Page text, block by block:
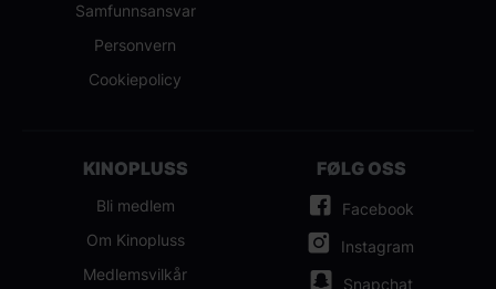
Samfunnsansvar
Personvern
Cookiepolicy
KINOPLUSS
Bli medlem
Om Kinopluss
Medlemsvilkår
FØLG OSS
Facebook
Instagram
Snapchat